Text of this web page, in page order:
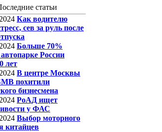
статьи
Как водителю
сев за руль после
Больше 70%
России
лет
В центре Москвы
похитили
бизнесмена
РоАД ищет
у ФАС
Выбор моторного
китайцев